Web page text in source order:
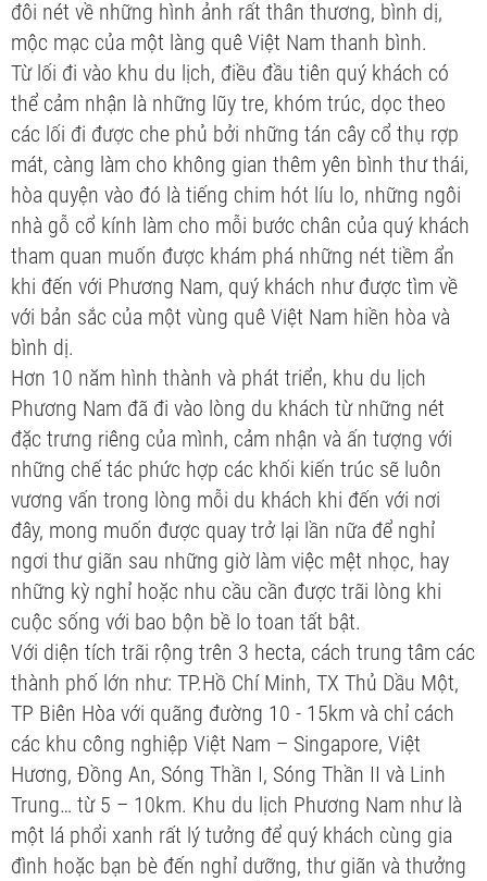
đôi nét về những hình ảnh rất thân thương, bình dị,
mộc mạc của một làng quê Việt Nam thanh bình.
Từ lối đi vào khu du lịch, điều đầu tiên quý khách có
thể cảm nhận là những lũy tre, khóm trúc, dọc theo
các lối đi được che phủ bởi những tán cây cổ thụ rợp
mát, càng làm cho không gian thêm yên bình thư thái,
hòa quyện vào đó là tiếng chim hót líu lo, những ngôi
nhà gỗ cổ kính làm cho mỗi bước chân của quý khách
tham quan muốn được khám phá những nét tiềm ẩn
khi đến với Phương Nam, quý khách như được tìm về
với bản sắc của một vùng quê Việt Nam hiền hòa và
bình dị.
Hơn 10 năm hình thành và phát triển, khu du lịch
Phương Nam đã đi vào lòng du khách từ những nét
đặc trưng riêng của mình, cảm nhận và ấn tượng với
những chế tác phức hợp các khối kiến trúc sẽ luôn
vương vấn trong lòng mỗi du khách khi đến với nơi
đây, mong muốn được quay trở lại lần nữa để nghỉ
ngơi thư giãn sau những giờ làm việc mệt nhọc, hay
những kỳ nghỉ hoặc nhu cầu cần được trãi lòng khi
cuộc sống với bao bộn bề lo toan tất bật.
Với diện tích trãi rộng trên 3 hecta, cách trung tâm các
thành phố lớn như: TP.Hồ Chí Minh, TX Thủ Dầu Một,
TP Biên Hòa với quãng đường 10 - 15km và chỉ cách
các khu công nghiệp Việt Nam – Singapore, Việt
Hương, Đồng An, Sóng Thần I, Sóng Thần II và Linh
Trung… từ 5 – 10km. Khu du lịch Phương Nam như là
một lá phổi xanh rất lý tưởng để quý khách cùng gia
đình hoặc bạn bè đến nghỉ dưỡng, thư giãn và thưởng